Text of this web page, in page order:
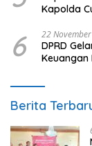
Kapolda
6 22
DPRD
Keuangan
Berita